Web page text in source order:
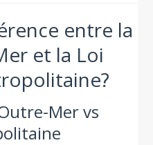
entre la
et la Loi
Mer vs